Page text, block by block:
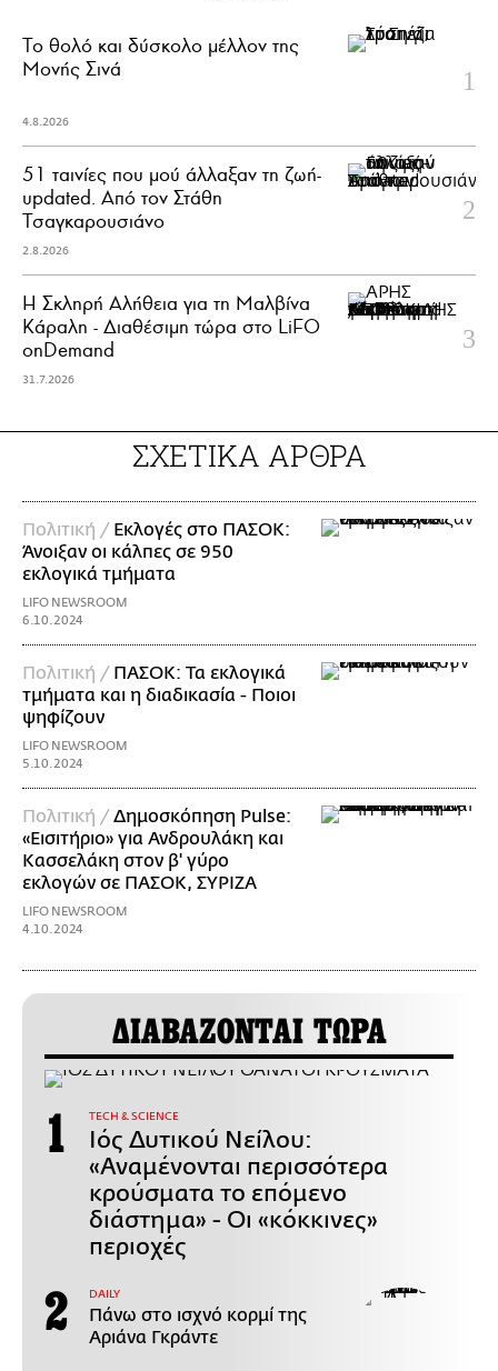
Το θολό και δύσκολο μέλλον της
Μονής Σινά
4.8.2026
51 ταινίες που μού άλλαξαν τη ζωή-
updated. Aπό τον Στάθη
Τσαγκαρουσιάνο
2.8.2026
Η Σκληρή Αλήθεια για τη Μαλβίνα
Κάραλη - Διαθέσιμη τώρα στo LiFO
onDemand
31.7.2026
ΣΧΕΤΙΚΑ ΑΡΘΡΑ
Πολιτική / Εκλογές στο ΠΑΣΟΚ:
Άνοιξαν οι κάλπες σε 950
εκλογικά τμήματα
LIFO NEWSROOM
6.10.2024
Πολιτική / ΠΑΣΟΚ: Τα εκλογικά
τμήματα και η διαδικασία - Ποιοι
ψηφίζουν
LIFO NEWSROOM
5.10.2024
Πολιτική /Δημοσκόπηση Pulse:
«Εισιτήριο» για Ανδρουλάκη και
Κασσελάκη στον β' γύρο
εκλογών σε ΠΑΣΟΚ, ΣΥΡΙΖΑ
LIFO NEWSROOM
4.10.2024
ΔΙΑΒΑΖΟΝΤΑΙ ΤΩΡΑ
ΤECH & SCIENCE
Ιός Δυτικού Νείλου:
«Αναμένονται περισσότερα
κρούσματα το επόμενο
διάστημα» - Οι «κόκκινες»
περιοχές
DAILY
Πάνω στο ισχνό κορμί της
Αριάνα Γκράντε